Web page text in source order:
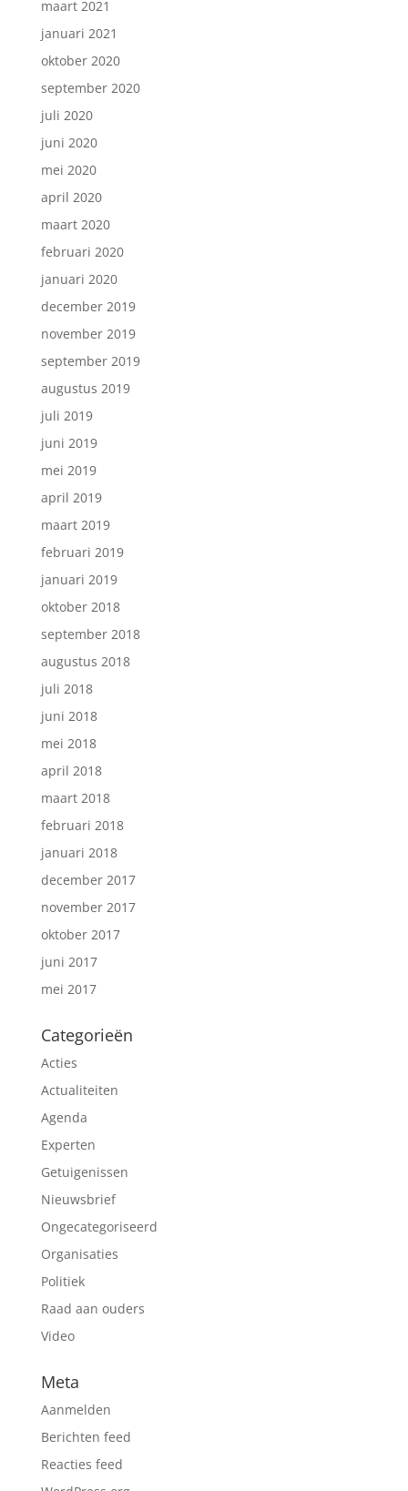
maart 2021
januari 2021
oktober 2020
september 2020
juli 2020
juni 2020
mei 2020
april 2020
maart 2020
februari 2020
januari 2020
december 2019
november 2019
september 2019
augustus 2019
juli 2019
juni 2019
mei 2019
april 2019
maart 2019
februari 2019
januari 2019
oktober 2018
september 2018
augustus 2018
juli 2018
juni 2018
mei 2018
april 2018
maart 2018
februari 2018
januari 2018
december 2017
november 2017
oktober 2017
juni 2017
mei 2017
Categorieën
Acties
Actualiteiten
Agenda
Experten
Getuigenissen
Nieuwsbrief
Ongecategoriseerd
Organisaties
Politiek
Raad aan ouders
Video
Meta
Aanmelden
Berichten feed
Reacties feed